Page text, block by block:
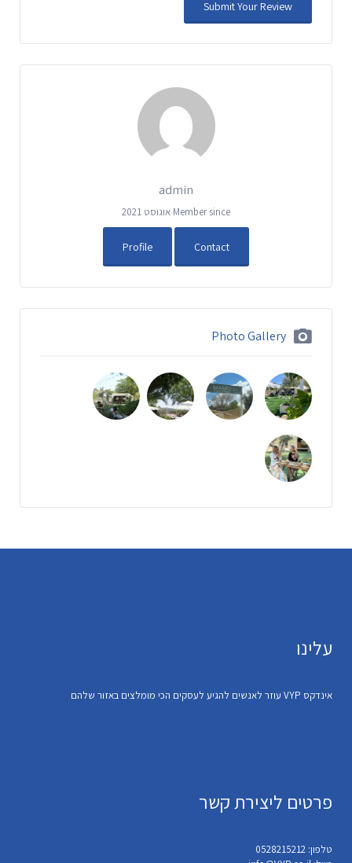
admin
Member since אוגוסט 2021
Contact
Profile
Photo Gallery
עלינו
אינדקס VYP עוזר לאנשים להגיע לעסקים הכי מומלצים באזור שלהם
פרטים ליצירת קשר
טלפון: 0528215212